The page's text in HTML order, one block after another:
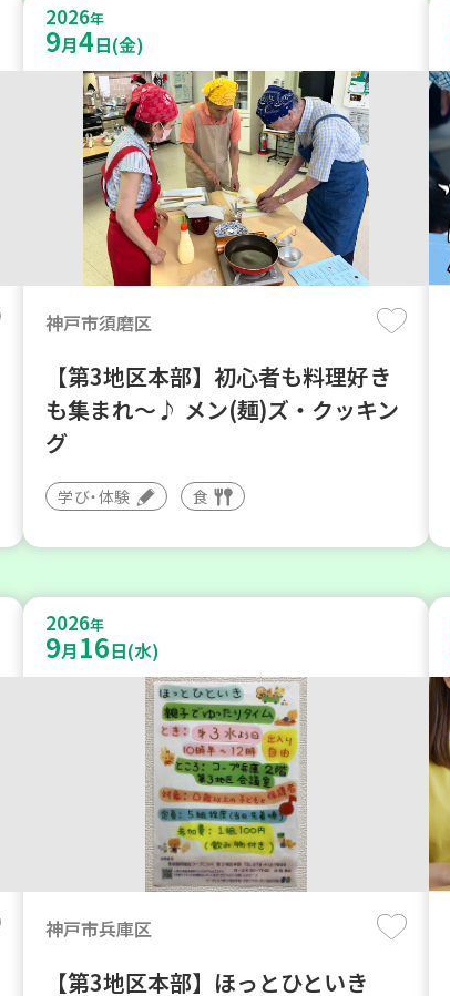
2026年
9月4日(金)
神戸市須磨区
【第3地区本部】初心者も料理好き
も集まれ～♪ メン(麺)ズ・クッキン
グ
学び・体験 食
2026年
9月 16日(水)
神戸市兵庫区
【第3地区本部】ほっとひといき